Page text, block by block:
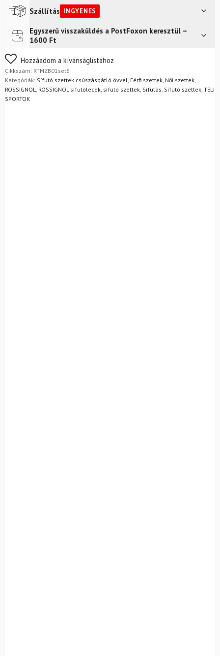
Szállítás INGYENES
Futár a címreIngyenes
Egyszerű visszaküldés a PostFoxon keresztül –
1600 Ft
Nem biztos a választásában? Semmi gond – a terméket
egyszerűen visszaküldheti 14 napon belül, indoklás nélkül.
Mik a visszaküldés feltételei?
Hozzáadom a kívánságlistához
Cikkszám: RTMZB01set6
Kategóriák: Sífutó szettek csúszásgátló övvel, Férfi szettek, Női szettek,
ROSSIGNOL, ROSSIGNOL sífutólécek, sífutó szettek, Sífutás, Sífutó szettek, TÉLI
SPORTOK